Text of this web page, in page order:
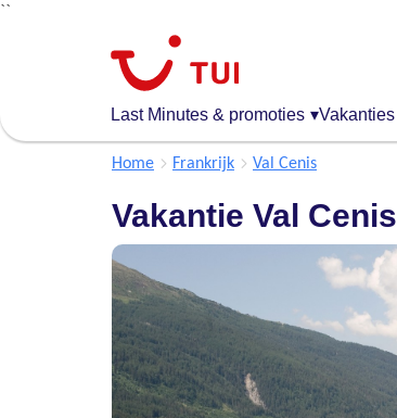
``
algemene
Last Minutes & promoties ▾Vakanties
Home Frankrijk Val Cenis
Vakantie Val Cenis